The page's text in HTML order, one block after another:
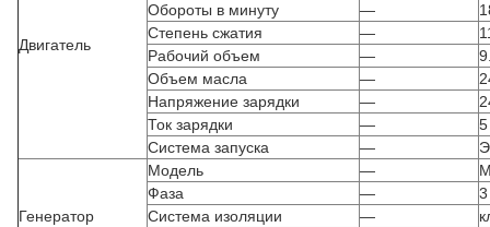
Двигатель
Обороты в минуту
—
Степень сжатия
—
Рабочий объем
—
Объем масла
—
Напряжение зарядки
—
Ток зарядки
—
Система запуска
—
Генератор
Модель —
Фаза
—
Система изоляции
—